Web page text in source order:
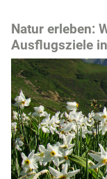
Natur erleben:
Ausflugsziele